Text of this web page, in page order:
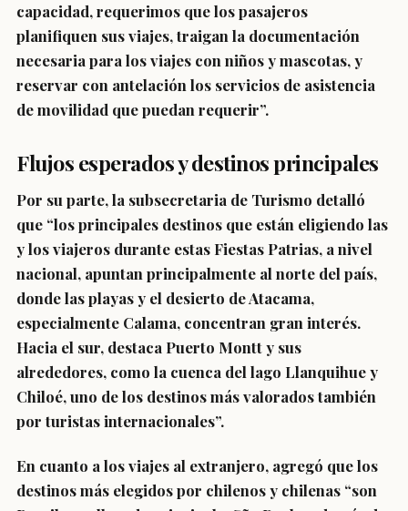
capacidad, requerimos que los pasajeros
planifiquen sus viajes, traigan la documentación
necesaria para los viajes con niños y mascotas, y
reservar con antelación los servicios de asistencia
de movilidad que puedan requerir”.
Flujos esperados y destinos principales
Por su parte, la subsecretaria de Turismo detalló
que “los principales destinos que están eligiendo las
y los viajeros durante estas Fiestas Patrias, a nivel
nacional, apuntan principalmente al norte del país,
donde las playas y el desierto de Atacama,
especialmente Calama, concentran gran interés.
Hacia el sur, destaca Puerto Montt y sus
alrededores, como la cuenca del lago Llanquihue y
Chiloé, uno de los destinos más valorados también
por turistas internacionales”.
En cuanto a los viajes al extranjero, agregó que los
destinos más elegidos por chilenos y chilenas “son